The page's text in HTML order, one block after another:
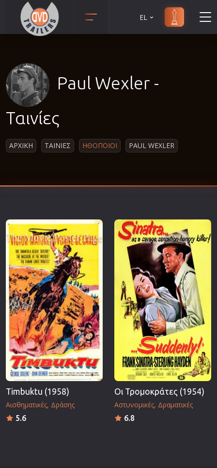
Αισθησιακές
Γουέστερν
Επιστημονικής Φαντασίας
Εποχής
Ευρωπαικός Κινηματογράφος
Θρησκευτικές
Θρίλερ
Ιστορικές
Καταστροφής
Κλασσικές
EL
Paul Wexler -
Ταινίες
ΑΡΧΙΚΗ ΤΑΙΝΙΕΣ ΗΘΟΠΟΙΟΙ PAUL WEXLER
Timbuktu (1958)
Αισθηματικές Δράσης
5.6
Οι Τρομοκράτες (1954)
Αστυνομικές Δραματικές
6.8